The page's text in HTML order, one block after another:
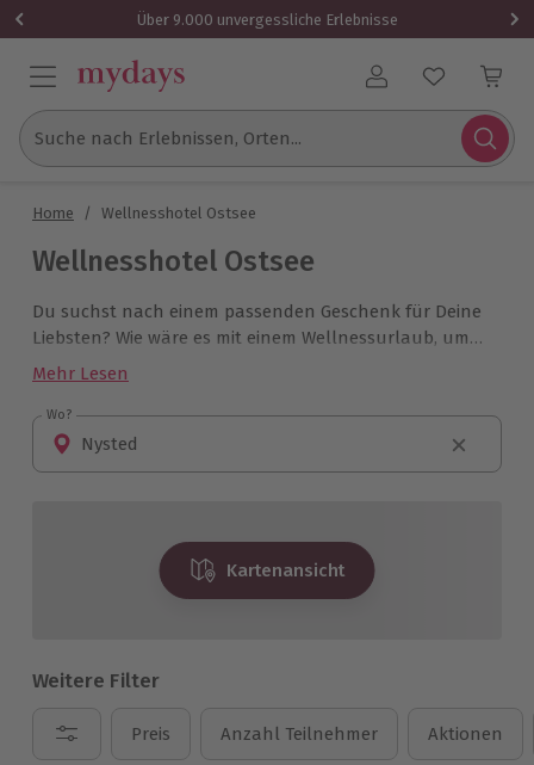
Über 9.000 unvergessliche Erlebnisse
Benutzerkonto
Suche nach Erlebnissen, Orten...
Home / Wellnesshotel Ostsee
Wellnesshotel Ostsee
Du suchst nach einem passenden Geschenk für Deine
Liebsten? Wie wäre es mit einem Wellnessurlaub, um
mal wieder richtig abschalten zu können? Schenke
tollen Spa- und Wellnesshotel an der Ostsee
Mehr Lesen
Wo?
Wo?
Kartenansicht
Weitere Filter
Preis Anzahl Teilnehmer Aktionen